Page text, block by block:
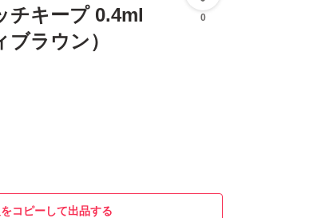
チキープ 0.4ml
ブラウン）
0
コピーして出品する